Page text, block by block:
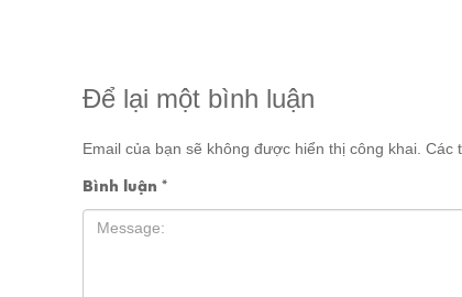
Để lại một bình luận
Email của bạn sẽ không được hiển thị công khai. Các
Bình luận *